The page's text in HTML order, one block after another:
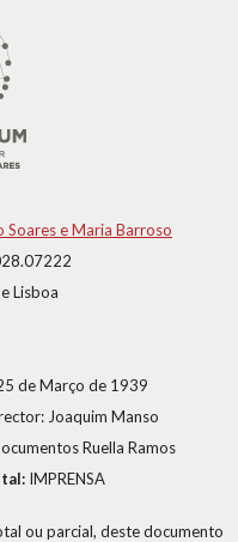
Soares e Maria Barroso
Lisboa
de Março de 1939
Joaquim Manso
Ruella Ramos
IMPRENSA
ou parcial, deste documento